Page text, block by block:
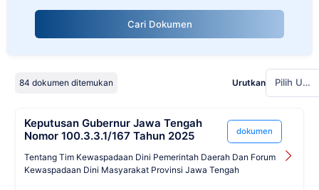
Cari Dokumen
84 dokumen ditemukan Urutkan Pilih Urutan
Keputusan Gubernur Jawa Tengah
Nomor 100.3.3.1/167 Tahun 2025
dokumen
Tentang Tim Kewaspadaan Dini Pemerintah Daerah Dan Forum
Kewaspadaan Dini Masyarakat Provinsi Jawa Tengah